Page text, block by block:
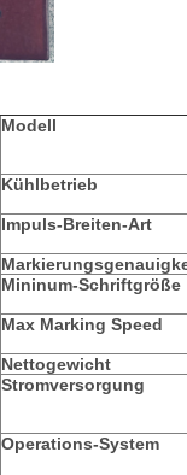
Modell
Kühlbetrieb
Impuls-Breiten-Art
Mininum-Schriftgröße
Max Marking Speed
Nettogewicht
Stromversorgung
Operations-System